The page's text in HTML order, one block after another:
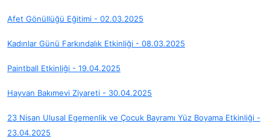
Afet Gönüllüğü Eğitimi - 02.03.2025
Kadınlar Günü Farkındalık Etkinliği - 08.03.2025
Paintball Etkinliği - 19.04.2025
Hayvan Bakımevi Ziyareti - 30.04.2025
23 Nisan Ulusal Egemenlik ve Çocuk Bayramı Yüz Boyama Etkinliği -
23.04.2025